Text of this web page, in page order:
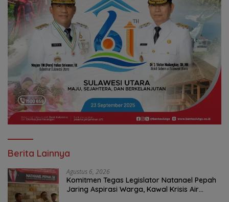
Berita Lainnya
Agustus 6, 2026
Komitmen Tegas Legislator Natanael Pepah
Jaring Aspirasi Warga, Kawal Krisis Air